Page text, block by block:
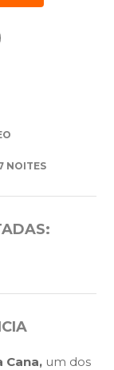
NOITES
Cana,um dos